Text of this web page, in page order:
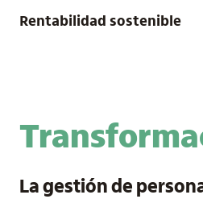
Rentabilidad sostenible
La gestión de